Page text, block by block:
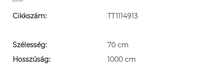
Cikkszám: TT1114913
Szélesség:
70 cm
Hosszúság:
1000 cm